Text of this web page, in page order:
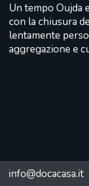
Un tempo Oujda
con la chiusura
lentamente
aggregazione e
info@docacasa.it